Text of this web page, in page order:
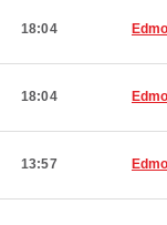
18:04
18:04
13:57